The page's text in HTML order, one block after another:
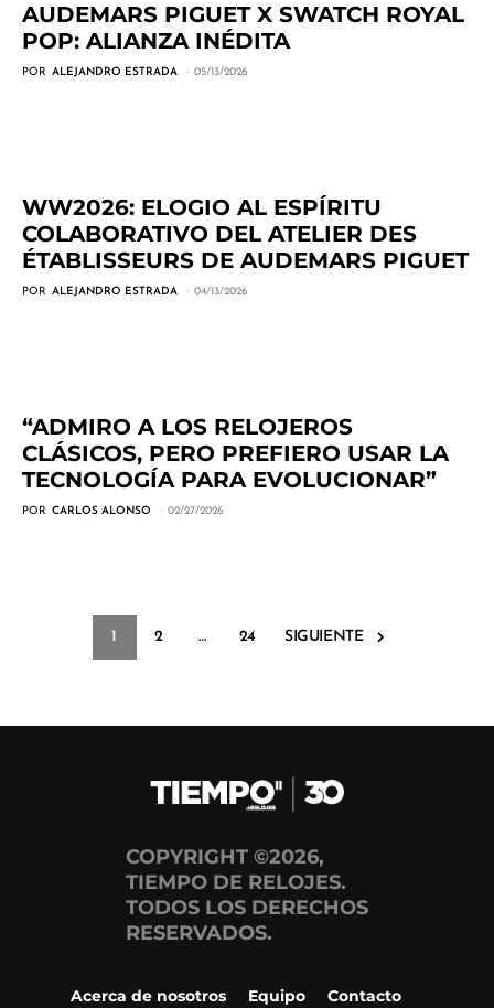
AUDEMARS PIGUET X SWATCH ROYAL
POP: ALIANZA INÉDITA
POR ALEJANDRO ESTRADA 05/13/2026
WW2026: ELOGIO AL ESPÍRITU
COLABORATIVO DEL ATELIER DES
ÉTABLISSEURS DE AUDEMARS PIGUET
POR ALEJANDRO ESTRADA 04/13/2026
“ADMIRO A LOS RELOJEROS
CLÁSICOS, PERO PREFIERO USAR LA
TECNOLOGÍA PARA EVOLUCIONAR”
POR CARLOS ALONSO 02/27/2026
1 2 … 24 SIGUIENTE
COPYRIGHT ©2026,
TIEMPO DE RELOJES.
TODOS LOS DERECHOS
RESERVADOS.
Acerca de nosotros Equipo Contacto